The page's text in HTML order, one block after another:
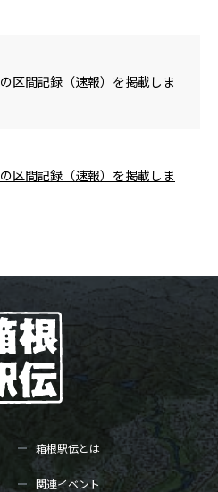
区間記録（速報）を掲載しま
区間記録（速報）を掲載しま
箱根駅伝とは
関連イベント